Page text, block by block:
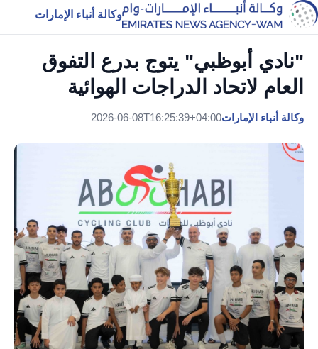
وكالة أنباء الإمارات
"نادي أبوظبي" يتوج بدرع التفوق
العام لاتحاد الدراجات الهوائية
وكالة أنباء الإمارات2026-06-08T16:25:39+04:00